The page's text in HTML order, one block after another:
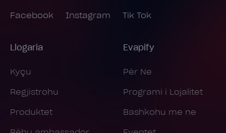
Facebook Instagram Tik Tok
Llogaria
Kyçu
Regjistrohu
Produktet
Evapify
Për Ne
Programi i Lojalitet
Bashkohu me ne